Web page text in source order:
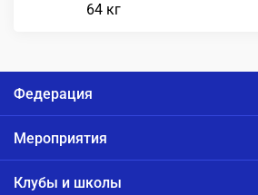
64 кг
Федерация
Мероприятия
Клубы и школы